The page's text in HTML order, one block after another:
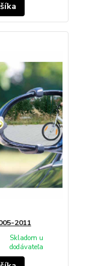
2011
Skladom u
dodávateľa